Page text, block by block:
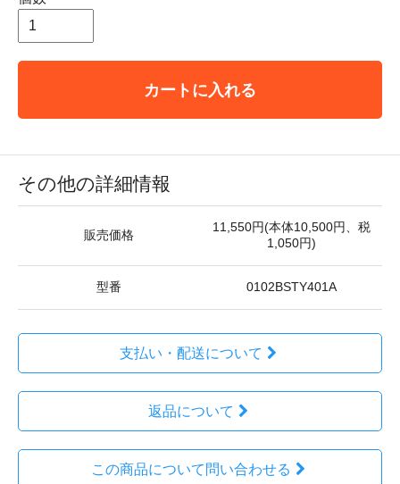
カートに入れる
その他の詳細情報
販売価格
11,550円(本体10,500円、税
1,050円)
型番 0102BSTY401A
支払い・配送について
返品について
この商品について問い合わせる